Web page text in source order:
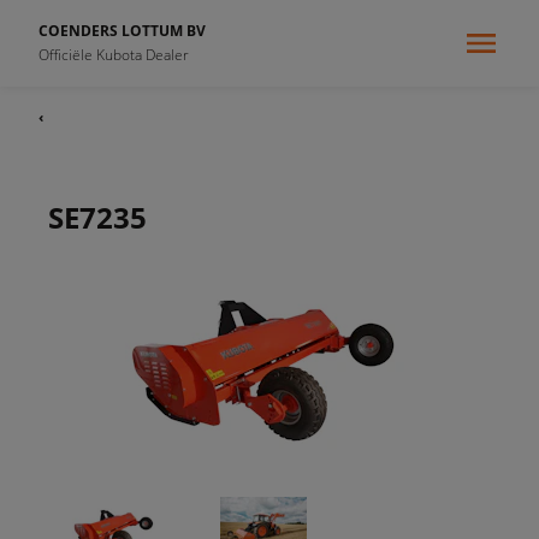
COENDERS LOTTUM BV
Officiële Kubota Dealer
‹
SE7235